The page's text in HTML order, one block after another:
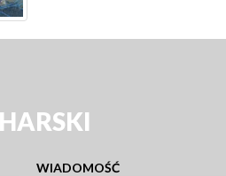
WIADOMOŚĆ